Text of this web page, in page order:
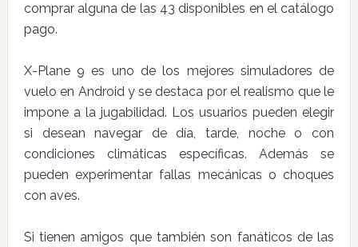
comprar alguna de las 43 disponibles en el catálogo
pago.
X-Plane 9 es uno de los mejores simuladores de
vuelo en Android y se destaca por el realismo que le
impone a la jugabilidad. Los usuarios pueden elegir
si desean navegar de día, tarde, noche o con
condiciones climáticas específicas. Además se
pueden experimentar fallas mecánicas o choques
con aves.
Si tienen amigos que también son fanáticos de las